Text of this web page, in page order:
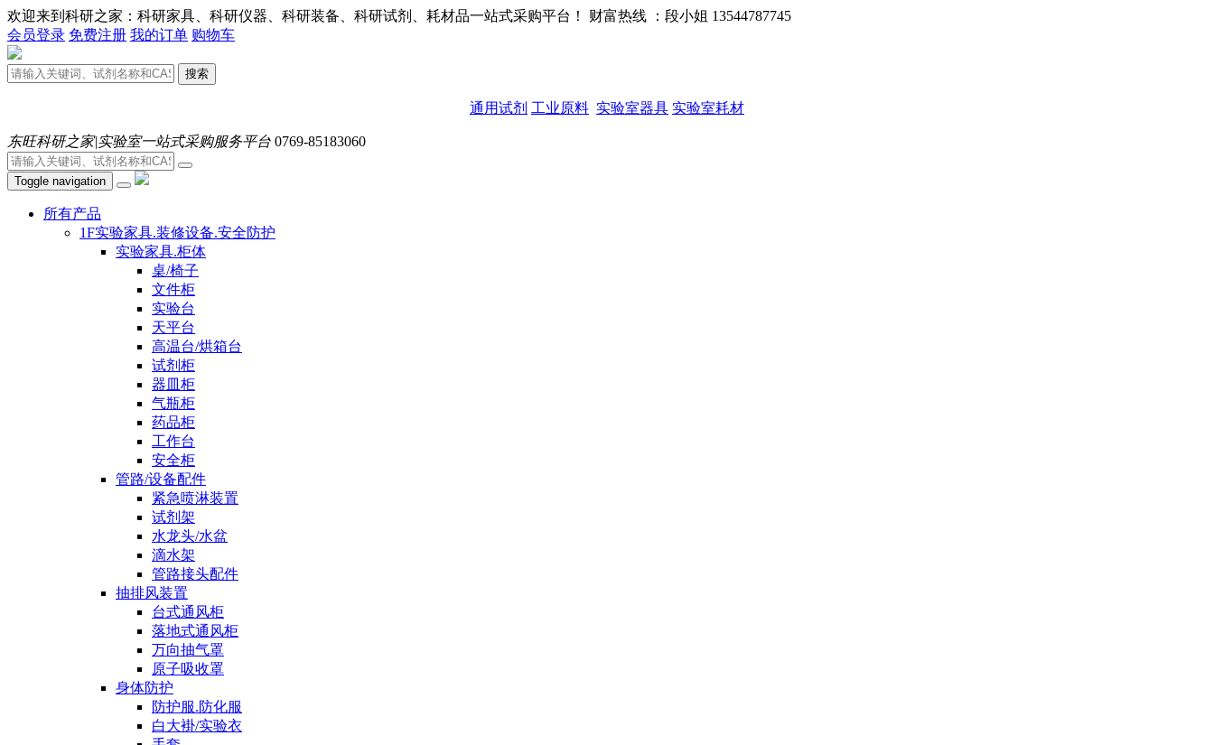
欢迎来到科研之家：科研家具、科研仪器、科研装备、科研试剂、耗材品一站式采购平台！ 财富热线 ：段小姐 13544787745
会员登录 免费注册 我的订单 购物车
搜索
通用试剂 工业原料 实验室器具 实验室耗材
东旺科研之家|实验室一站式采购服务平台 0769-85183060
Toggle navigation
所有产品
1F实验家具.装修设备.安全防护
实验家具.柜体
桌/椅子
文件柜
实验台
天平台
高温台/烘箱台
试剂柜
器皿柜
气瓶柜
药品柜
工作台
安全柜
管路/设备配件
紧急喷淋装置
试剂架
水龙头/水盆
滴水架
管路接头配件
抽排风装置
台式通风柜
落地式通风柜
万向抽气罩
原子吸收罩
身体防护
防护服.防化服
白大褂/实验衣